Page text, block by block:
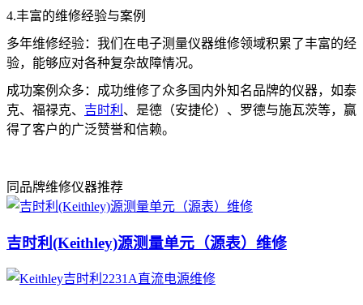
4.丰富的维修经验与案例
多年维修经验：我们在电子测量仪器维修领域积累了丰富的经
验，能够应对各种复杂故障情况。
成功案例众多：成功维修了众多国内外知名品牌的仪器，如泰
克、福禄克、 吉时利 、是德（安捷伦）、罗德与施瓦茨等，赢
得了客户的广泛赞誉和信赖。
同品牌维修仪器推荐
吉时利(Keithley)源测量单元（源表）维修